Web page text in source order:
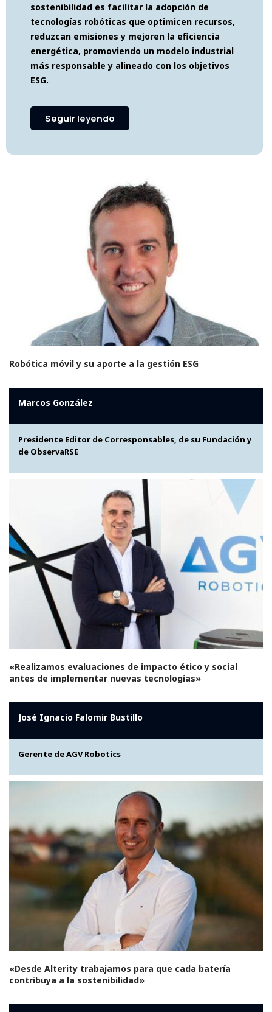
sostenibilidad es facilitar la adopción de
tecnologías robóticas que optimicen recursos,
reduzcan emisiones y mejoren la eficiencia
energética, promoviendo un modelo industrial
más responsable y alineado con los objetivos
ESG.
Seguir leyendo
Robótica móvil y su aporte a la gestión ESG
Marcos González
Presidente Editor de Corresponsables, de su Fundación y
de ObservaRSE
«Realizamos evaluaciones de impacto ético y social
antes de implementar nuevas tecnologías»
José Ignacio Falomir Bustillo
Gerente de AGV Robotics
«Desde Alterity trabajamos para que cada batería
contribuya a la sostenibilidad»